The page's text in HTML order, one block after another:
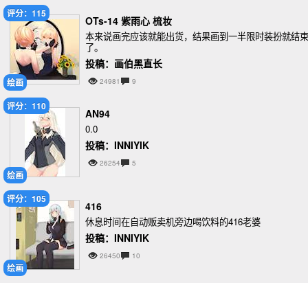
绘画
评分：115
OTs-14 紫雨心 梳妆
本来说画完应该就能出货，结果画到一半限时装扮就结束
了。
投稿：画伯黑直长
24981 9
绘画
评分：110
AN94
0.0
投稿：INNIYIK
26254 5
绘画
评分：105
416
休息时间在自动贩卖机旁边喝饮料的416老婆
投稿：INNIYIK
26450 10